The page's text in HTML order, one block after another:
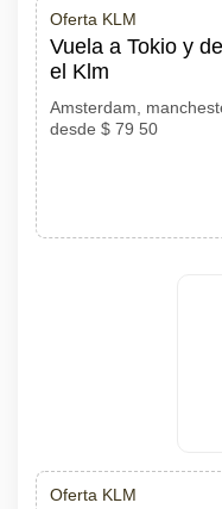
Oferta KLM
Vuela a Tokio y
el Klm
Amsterdam,
desde $ 79 50
Oferta KLM